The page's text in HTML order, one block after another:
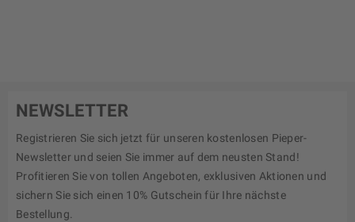
NEWSLETTER
Registrieren Sie sich jetzt für unseren kostenlosen Pieper-
Newsletter und seien Sie immer auf dem neusten Stand!
Profitieren Sie von tollen Angeboten, exklusiven Aktionen und
sichern Sie sich einen 10% Gutschein für Ihre nächste
Bestellung.